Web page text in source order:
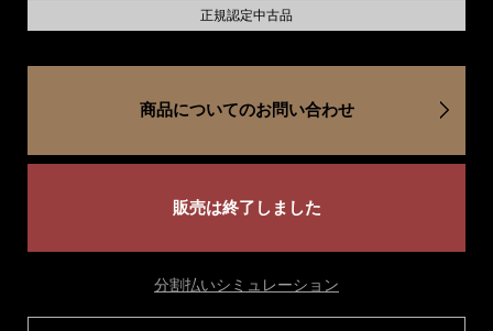
正規認定中古品
商品についてのお問い合わせ
販売は終了しました
分割払いシミュレーション